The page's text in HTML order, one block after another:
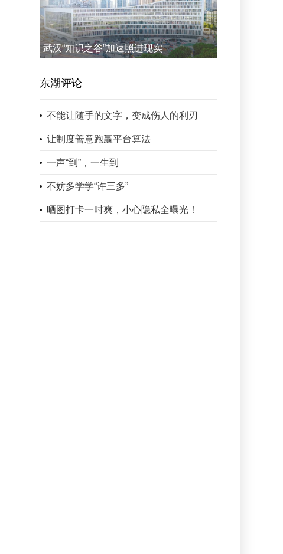
武汉“知识之谷”加速照进现实
东湖评论
不能让随手的文字，变成伤人的利刃
让制度善意跑赢平台算法
一声“到”，一生到
不妨多学学“许三多”
晒图打卡一时爽，小心隐私全曝光！